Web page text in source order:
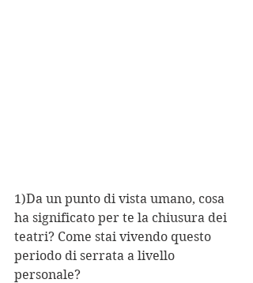
1)Da un punto di vista umano, cosa
ha significato per te la chiusura dei
teatri? Come stai vivendo questo
periodo di serrata a livello
personale?